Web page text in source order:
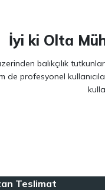
İyi ki Olta
balıkçılık
profesyonel
Daiwa, Hanfish,
herkesin kolayca bu
Teslimat